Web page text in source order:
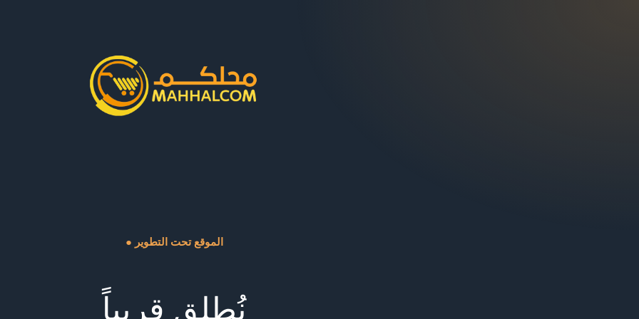
● الموقع تحت التطوير
نُطلق قريباً